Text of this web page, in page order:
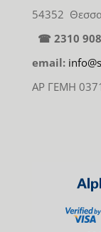
54352
☎ 2310
email:
ΑΡ ΓΕΜΗ